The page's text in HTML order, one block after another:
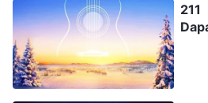
211